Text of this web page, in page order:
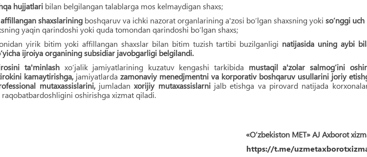
hujjatlaribilan belgilangan talablarga mos kelmaydigan shaxs;
shaxslariningboshqaruv va ichki nazorat organlarining a'zosi bo‘lgan shaxsning yokiso‘nggi
yaqin qarindoshi yoki quda tomondan qarindoshi bo‘lgan shaxs;
yirik bitim yoki affillangan shaxslar bilan bitim tuzish tartibi buzilganligi natijasida uning aybi
ijroiya organining subsidiar javobgarligi belgilandi.
ta'minlashxo‘jalik jamiyatlarining kuzatuv kengashi tarkibida mustaqil a'zolar salmog‘ini
kamaytirishga, jamiyatlardazamonaviy menedjmentni va korporativ boshqaruv usullarini joriy
mutaxassislarini, jumladanxorijiy mutaxassislarnijalb etishga va pirovard natijada
oshirishga xizmat qiladi.
«O‘zbekiston MET» AJ Axborot
https://t.me/